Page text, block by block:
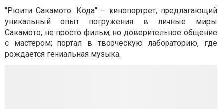
"Рюити Сакамото: Кода" – кинопортрет, предлагающий
уникальный опыт погружения в личные миры
Сакамото; не просто фильм, но доверительное общение
с мастером; портал в творческую лабораторию, где
рождается гениальная музыка.